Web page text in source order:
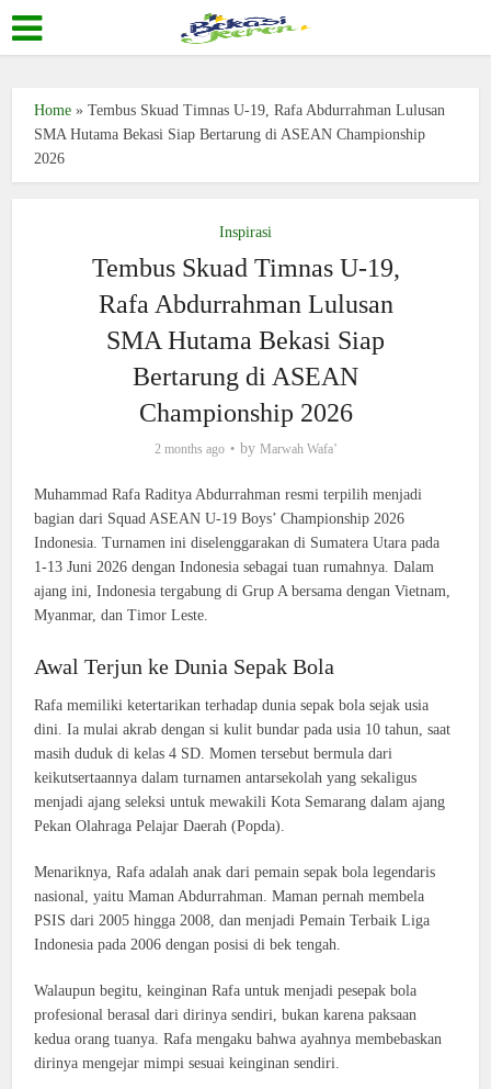
Home »Tembus Skuad Timnas U-19, Rafa Abdurrahman Lulusan
SMA Hutama Bekasi Siap Bertarung di ASEAN Championship
2026
Inspirasi
Tembus Skuad Timnas U-19,
Rafa Abdurrahman Lulusan
SMA Hutama Bekasi Siap
Bertarung di ASEAN
Championship 2026
2 months ago by Marwah Wafa’
Muhammad Rafa Raditya Abdurrahman resmi terpilih menjadi
bagian dari Squad ASEAN U-19 Boys’ Championship 2026
Indonesia. Turnamen ini diselenggarakan di Sumatera Utara pada
1-13 Juni 2026 dengan Indonesia sebagai tuan rumahnya. Dalam
ajang ini, Indonesia tergabung di Grup A bersama dengan Vietnam,
Myanmar, dan Timor Leste.
Awal Terjun ke Dunia Sepak Bola
Rafa memiliki ketertarikan terhadap dunia sepak bola sejak usia
dini. Ia mulai akrab dengan si kulit bundar pada usia 10 tahun, saat
masih duduk di kelas 4 SD. Momen tersebut bermula dari
keikutsertaannya dalam turnamen antarsekolah yang sekaligus
menjadi ajang seleksi untuk mewakili Kota Semarang dalam ajang
Pekan Olahraga Pelajar Daerah (Popda).
Menariknya, Rafa adalah anak dari pemain sepak bola legendaris
nasional, yaitu Maman Abdurrahman. Maman pernah membela
PSIS dari 2005 hingga 2008, dan menjadi Pemain Terbaik Liga
Indonesia pada 2006 dengan posisi di bek tengah.
Walaupun begitu, keinginan Rafa untuk menjadi pesepak bola
profesional berasal dari dirinya sendiri, bukan karena paksaan
kedua orang tuanya. Rafa mengaku bahwa ayahnya membebaskan
dirinya mengejar mimpi sesuai keinginan sendiri.